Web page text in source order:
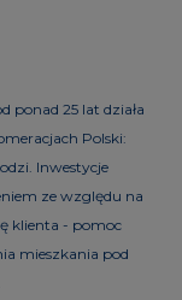
ponad 25 lat działa
Polski:
Inwestycje
ze względu na
klienta - pomoc
mieszkania pod